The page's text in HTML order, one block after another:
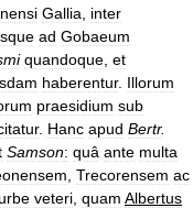
Gallia
inter
ad Gobaeum
quandoque et
haberentur. Illorum
praesidium sub
. Hanc apud Bertr.
Samson: quâ ante multa
Trecorensem ac
veteri quam Albertus